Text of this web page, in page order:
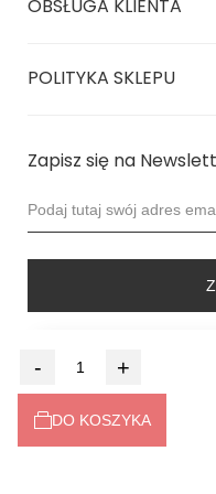
- +
DO KOSZYKA
Skład: 94%
połączenie
certyfikowanej bawełny,
krycie w ekologicznym,
OBSŁUGA KLIENTA
POLITYKA SKLEPU
Zapisz się na
4.9
Na podstawie